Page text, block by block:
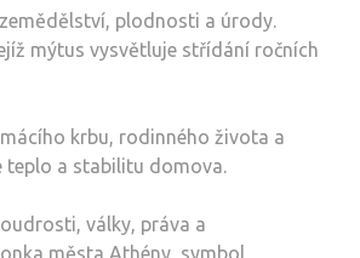
plodnosti a úrody.
mýtus vysvětluje střídání ročních
krbu, rodinného života a
teplo a stabilitu domova.
války, práva a
města Athény, symbol